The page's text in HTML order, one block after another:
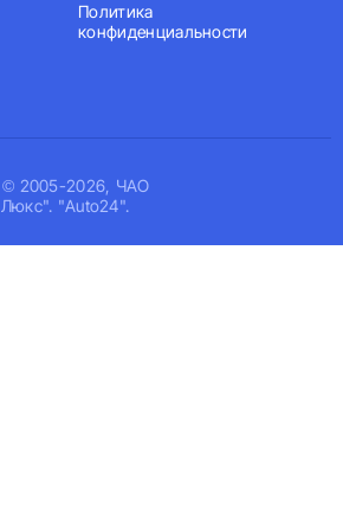
© 2005-2026, ЧАО
"Auto24".
Политика
конфиденциальности